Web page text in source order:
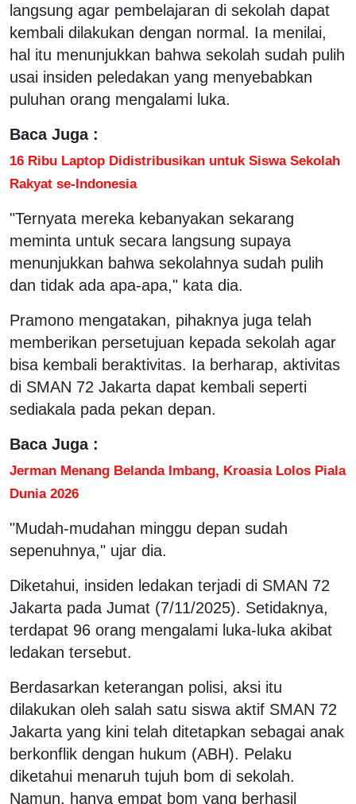
langsung agar pembelajaran di sekolah dapat
kembali dilakukan dengan normal. Ia menilai,
hal itu menunjukkan bahwa sekolah sudah pulih
usai insiden peledakan yang menyebabkan
puluhan orang mengalami luka.
Baca Juga :
16 Ribu Laptop Didistribusikan untuk Siswa Sekolah
Rakyat se-Indonesia
"Ternyata mereka kebanyakan sekarang
meminta untuk secara langsung supaya
menunjukkan bahwa sekolahnya sudah pulih
dan tidak ada apa-apa," kata dia.
Pramono mengatakan, pihaknya juga telah
memberikan persetujuan kepada sekolah agar
bisa kembali beraktivitas. Ia berharap, aktivitas
di SMAN 72 Jakarta dapat kembali seperti
sediakala pada pekan depan.
Baca Juga :
Jerman Menang Belanda Imbang, Kroasia Lolos Piala
Dunia 2026
"Mudah-mudahan minggu depan sudah
sepenuhnya," ujar dia.
Diketahui, insiden ledakan terjadi di SMAN 72
Jakarta pada Jumat (7/11/2025). Setidaknya,
terdapat 96 orang mengalami luka-luka akibat
ledakan tersebut.
Berdasarkan keterangan polisi, aksi itu
dilakukan oleh salah satu siswa aktif SMAN 72
Jakarta yang kini telah ditetapkan sebagai anak
berkonflik dengan hukum (ABH). Pelaku
diketahui menaruh tujuh bom di sekolah.
Namun, hanya empat bom yang berhasil